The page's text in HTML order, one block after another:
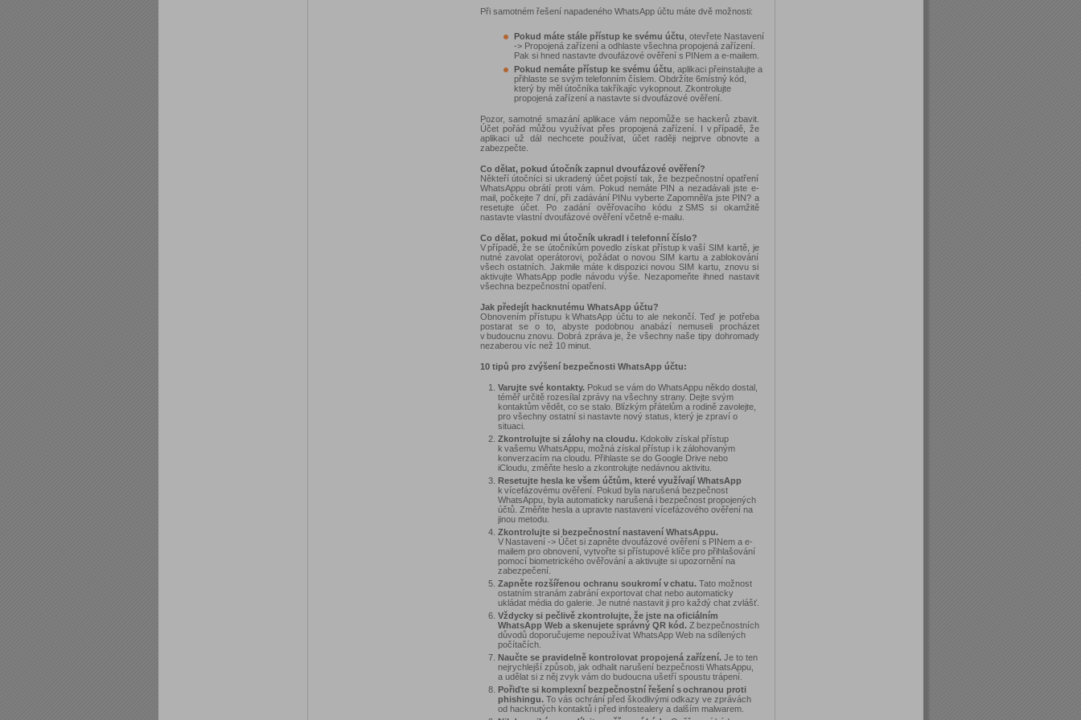
Při samotném řešení napadeného WhatsApp účtu máte dvě možnosti:
Pokud máte stále přístup ke svému účtu , otevřete Nastavení
-> Propojená zařízení a odhlaste všechna propojená zařízení.
Pak si hned nastavte dvoufázové ověření s PINem a e-mailem.
Pokud nemáte přístup ke svému účtu , aplikaci přeinstalujte a
přihlaste se svým telefonním číslem. Obdržíte 6místný kód,
který by měl útočníka takříkajíc vykopnout. Zkontrolujte
propojená zařízení a nastavte si dvoufázové ověření.
Pozor, samotné smazání aplikace vám nepomůže se hackerů zbavit.
Účet pořád můžou využívat přes propojená zařízení. I v případě, že
aplikaci už dál nechcete používat, účet raději nejprve obnovte a
zabezpečte.
Co dělat, pokud útočník zapnul dvoufázové ověření?
Někteří útočníci si ukradený účet pojistí tak, že bezpečnostní opatření
WhatsAppu obrátí proti vám. Pokud nemáte PIN a nezadávali jste e-
mail, počkejte 7 dní, při zadávání PINu vyberte Zapomněl/a jste PIN? a
resetujte účet. Po zadání ověřovacího kódu z SMS si okamžitě
nastavte vlastní dvoufázové ověření včetně e-mailu.
Co dělat, pokud mi útočník ukradl i telefonní číslo?
V případě, že se útočníkům povedlo získat přístup k vaší SIM kartě, je
nutné zavolat operátorovi, požádat o novou SIM kartu a zablokování
všech ostatních. Jakmile máte k dispozici novou SIM kartu, znovu si
aktivujte WhatsApp podle návodu výše. Nezapomeňte ihned nastavit
všechna bezpečnostní opatření.
Jak předejít hacknutému WhatsApp účtu?
Obnovením přístupu k WhatsApp účtu to ale nekončí. Teď je potřeba
postarat se o to, abyste podobnou anabází nemuseli procházet
v budoucnu znovu. Dobrá zpráva je, že všechny naše tipy dohromady
nezaberou víc než 10 minut.
10 tipů pro zvýšení bezpečnosti WhatsApp účtu:
Varujte své kontakty.Pokud se vám do WhatsAppu někdo dostal,
téměř určitě rozesílal zprávy na všechny strany. Dejte svým
kontaktům vědět, co se stalo. Blízkým přátelům a rodině zavolejte,
pro všechny ostatní si nastavte nový status, který je zpraví o
situaci.
Zkontrolujte si zálohy na cloudu.Kdokoliv získal přístup
k vašemu WhatsAppu, možná získal přístup i k zálohovaným
konverzacím na cloudu. Přihlaste se do Google Drive nebo
iCloudu, změňte heslo a zkontrolujte nedávnou aktivitu.
Resetujte hesla ke všem účtům, které využívají WhatsApp
k vícefázovému ověření. Pokud byla narušená bezpečnost
WhatsAppu, byla automaticky narušená i bezpečnost propojených
účtů. Změňte hesla a upravte nastavení vícefázového ověření na
jinou metodu.
Zkontrolujte si bezpečnostní nastavení WhatsAppu.
V Nastavení -> Účet si zapněte dvoufázové ověření s PINem a e-
mailem pro obnovení, vytvořte si přístupové klíče pro přihlašování
pomocí biometrického ověřování a aktivujte si upozornění na
zabezpečení.
Zapněte rozšířenou ochranu soukromí v chatu.Tato možnost
ostatním stranám zabrání exportovat chat nebo automaticky
ukládat média do galerie. Je nutné nastavit ji pro každý chat zvlášť.
Vždycky si pečlivě zkontrolujte, že jste na oficiálním
WhatsApp Web a skenujete správný QR kód.Z bezpečnostních
důvodů doporučujeme nepoužívat WhatsApp Web na sdílených
počítačích.
Naučte se pravidelně kontrolovat propojená zařízení.Je to ten
nejrychlejší způsob, jak odhalit narušení bezpečnosti WhatsAppu,
a udělat si z něj zvyk vám do budoucna ušetří spoustu trápení.
Pořiďte si komplexní bezpečnostní řešení s ochranou proti
phishingu.To vás ochrání před škodlivými odkazy ve zprávách
od hacknutých kontaktů i před infostealery a dalším malwarem.